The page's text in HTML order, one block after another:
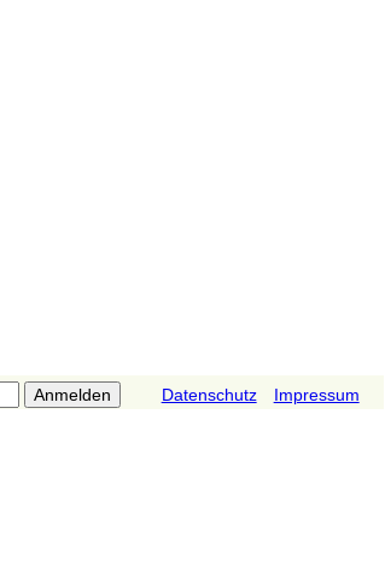
Datenschutz Impressum